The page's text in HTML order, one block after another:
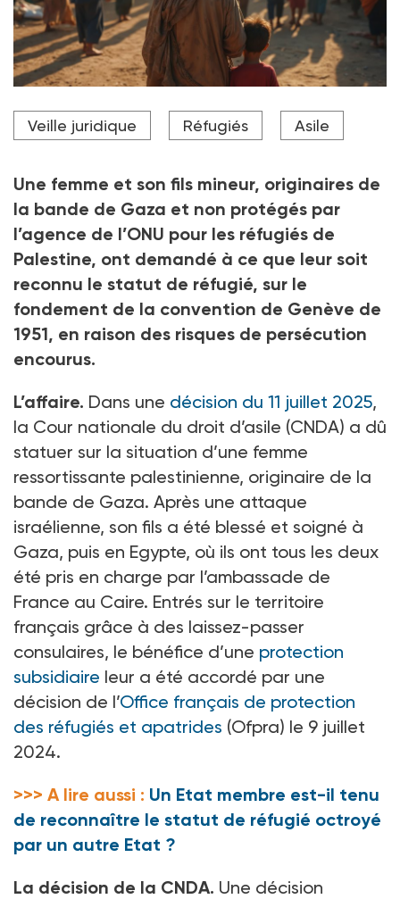
La CNDA a notamment considéré que les méthodes
utilisées par les forces armées israéliennes font de
l'aide humanitaire.
Crédit photo Pete - stock.adobe.com
Veille juridique Réfugiés Asile
Une femme et son fils mineur, originaires de
la bande de Gaza et non protégés par
l’agence de l’ONU pour les réfugiés de
Palestine, ont demandé à ce que leur soit
reconnu le statut de réfugié, sur le
fondement de la convention de Genève de
1951, en raison des risques de persécution
encourus.
L’affaire. Dans une décision du 11 juillet 2025,
la Cour nationale du droit d’asile (CNDA) a dû
statuer sur la situation d’une femme
ressortissante palestinienne, originaire de la
bande de Gaza. Après une attaque
israélienne, son fils a été blessé et soigné à
Gaza, puis en Egypte, où ils ont tous les deux
été pris en charge par l’ambassade de
France au Caire. Entrés sur le territoire
français grâce à des laissez-passer
consulaires, le bénéfice d’une protection
subsidiaire leur a été accordé par une
décision de l’Office français de protection
des réfugiés et apatrides (Ofpra) le 9 juillet
2024.
>>> A lire aussi : Un Etat membre est-il tenu
de reconnaître le statut de réfugié octroyé
par un autre Etat ?
La décision de la CNDA. Une décision